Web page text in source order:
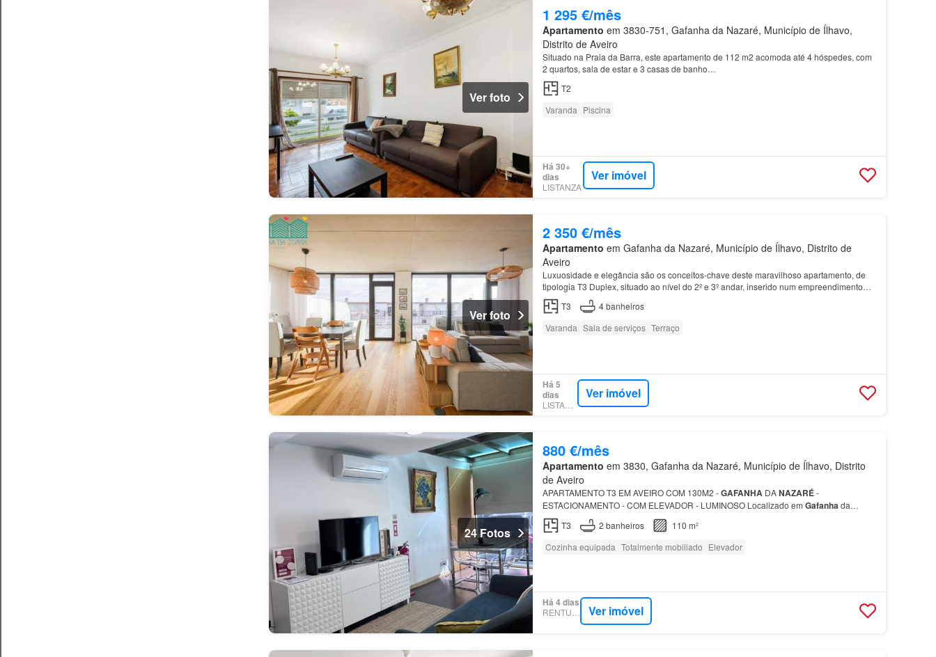
Ver foto
1 295 €/mês
Apartamento em 3830-751, Gafanha da Nazaré, Município de Ílhavo,
Distrito de Aveiro
Situado na Praia da Barra, este apartamento de 112 m2 acomoda até 4 hóspedes, com
2 quartos, sala de estar e 3 casas de banho…
T2
Varanda Piscina
Há 30+
dias
LISTANZA
Ver imóvel
Ver foto
2 350 €/mês
Apartamento em Gafanha da Nazaré, Município de Ílhavo, Distrito de
Aveiro
Luxuosidade e elegância são os conceitos-chave deste maravilhoso apartamento, de
tipologia T3 Duplex, situado ao nível do 2º e 3º andar, inserido num empreendimento
caracterizado pelos seus traços modernos e elegantes, pela s…
T3 4banheiros
Varanda Sala de serviços Terraço
Há 5
dias
LISTANZA
Ver imóvel
24 Fotos
880 €/mês
Apartamento em 3830, Gafanha da Nazaré, Município de Ílhavo, Distrito
de Aveiro
APARTAMENTO T3 EM AVEIRO COM 130M2 -GAFANHA DANAZARÉ-
ESTACIONAMENTO - COM ELEVADOR - LUMINOSO Localizado em Gafanhada
Nazaré , este apartamento de , um segundo
igualmente funcional.…
T3 2 banheiros
110 m²
Cozinha equipada Totalmente mobiliado Elevador
Há 4 dias
Ver imóvel